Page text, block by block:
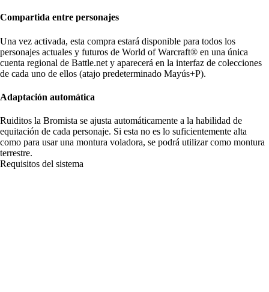
Compartida entre personajes
Una vez activada, esta compra estará disponible para todos los
personajes actuales y futuros de World of Warcraft® en una única
cuenta regional de Battle.net y aparecerá en la interfaz de colecciones
de cada uno de ellos (atajo predeterminado Mayús+P).
Adaptación automática
Ruiditos la Bromista se ajusta automáticamente a la habilidad de
equitación de cada personaje. Si esta no es lo suficientemente alta
como para usar una montura voladora, se podrá utilizar como montura
terrestre.
Requisitos del sistema